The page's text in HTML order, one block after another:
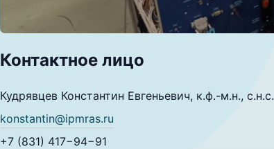
Контактное лицо
Кудрявцев Константин Евгеньевич, к.ф.-м.н., с.н.с.
konstantin@ipmras.ru
+7 (831) 417−94−91